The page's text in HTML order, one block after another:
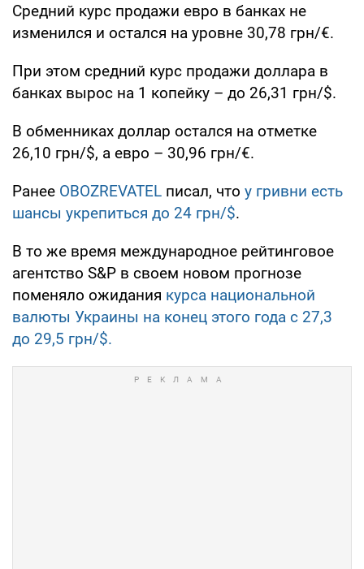
Средний курс продажи евро в банках не
изменился и остался на уровне 30,78 грн/€.
При этом средний курс продажи доллара в
банках вырос на 1 копейку – до 26,31 грн/$.
В обменниках доллар остался на отметке
26,10 грн/$, а евро – 30,96 грн/€.
Ранее OBOZREVATEL писал, что у гривни есть
шансы укрепиться до 24 грн/$.
В то же время международное рейтинговое
агентство S&P в своем новом прогнозе
поменяло ожидания курса национальной
валюты Украины на конец этого года с 27,3
до 29,5 грн/$.